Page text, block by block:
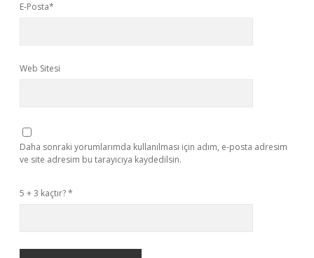
E-Posta*
Web Sitesi
Daha sonraki yorumlarımda kullanılması için adım, e-posta adresim
ve site adresim bu tarayıcıya kaydedilsin.
5 + 3 kaçtır?*